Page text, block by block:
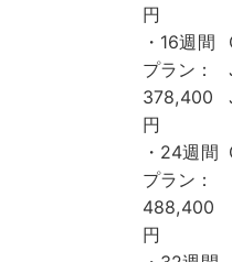
円
・16週間
プラン：
378,400
円
・24週間
プラン：
488,400
円